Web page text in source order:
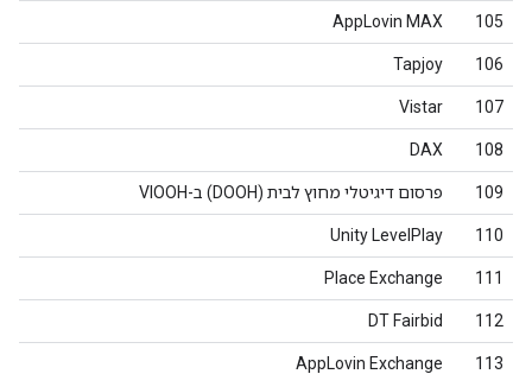
105
AppLovin MAX
106
Tapjoy
107
Vistar
108
DAX
109 פרסום דיגיטלי מחוץ לבית (DOOH) ב-VIOOH
110
Unity LevelPlay
111
Place Exchange
112
DT Fairbid
113
AppLovin Exchange